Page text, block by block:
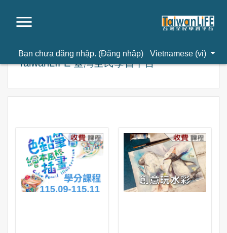
Bạn chưa đăng nhập. (Đăng nhập) Vietnamese ‎(vi)‎
TaiwanLIFE 臺灣全民學習平台